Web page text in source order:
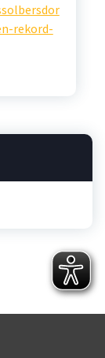
rekord-